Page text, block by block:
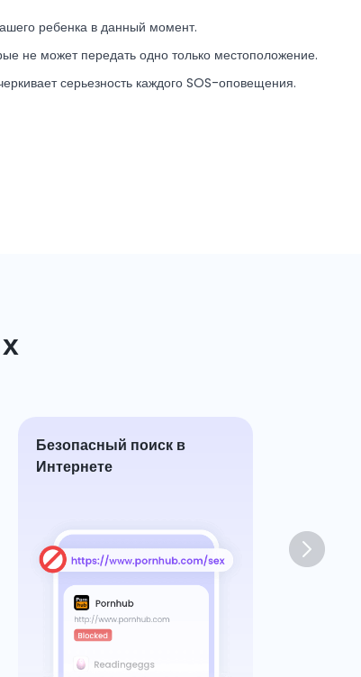
ребенка в данный момент.
не может передать одно только местоположение.
серьезность каждого SOS-оповещения.
Безопасный поиск в
Интернете